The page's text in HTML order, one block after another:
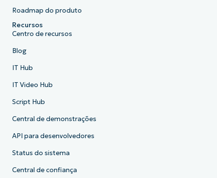
Roadmap do produto
Recursos
Centro de recursos
Blog
IT Hub
IT Video Hub
Script Hub
Central de demonstrações
API para desenvolvedores
Status do sistema
Central de confiança